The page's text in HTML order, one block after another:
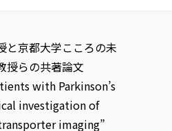
の防止等に関する対応
東北福祉大学通信」
ミⅠ）について
スト等）
の2に基づく情報公開
学科
サポート
育
students
社会連携・研究 TOP
動
リポジトリ
生涯教育・キャリア教育TOP
と京都大学こころの未
授らの共著論文
with Parkinson’s
investigation of
imaging”